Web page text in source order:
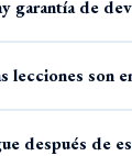
garantía de
lecciones son
después de